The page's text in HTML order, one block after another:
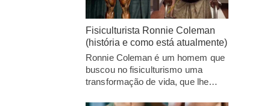
Fisiculturista Ronnie Coleman
(história e como está atualmente)
Ronnie Coleman é um homem que
buscou no fisiculturismo uma
transformação de vida, que lhe…